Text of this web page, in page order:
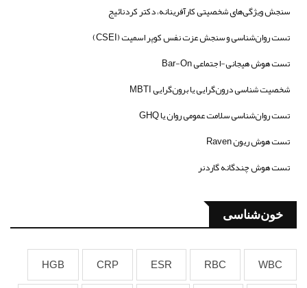
سنجش ویژگی‌های شخصیتی کارآفرینانه، دکتر کردنائیج
تست روان‌شناسی و سنجش عزت نفس کوپر اسمیت (CSEI)
تست هوش هیجانی-اجتماعی Bar-On
شخصیت شناسی درون‌گرایی یا برون‌گرایی MBTI
تست روان‌شناسی سلامت عمومی روان یا GHQ
تست هوش ریون Raven
تست هوش چندگانه گاردنر
خون‌شناسی
WBC
RBC
ESR
CRP
HGB